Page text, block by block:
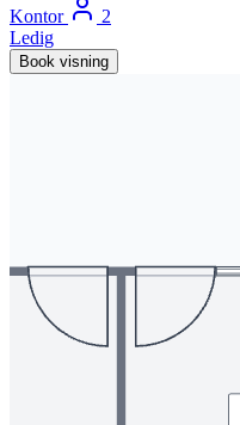
Kontor
2
Ledig
Book visning